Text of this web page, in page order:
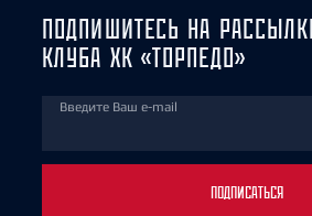
ПОДПИШИТЕСЬ НА
КЛУБА ХК «ТОРПЕДО»
Введите Ваш e-mail
ПОДПИСАТЬСЯ